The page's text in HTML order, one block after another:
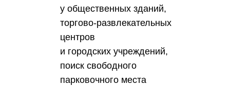
у общественных зданий,
торгово-развлекательных
центров
и городских учреждений,
поиск свободного
парковочного места